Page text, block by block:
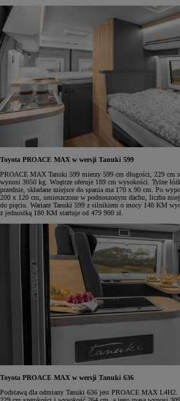
Toyota PROACE MAX w wersji Tanuki 599
PROACE MAX Tanuki 599 mierzy 599 cm długości, 229 cm
wynosi 3050 kg. Wnętrze oferuje 189 cm wysokości. Tylne
przednie, składane miejsce do spania ma 170 x 90 cm. Po
200 x 120 cm, umieszczone w podnoszonym dachu, liczba
do pięciu. Wariant Tanuki 599 z silnikiem o mocy 140 KM
z jednostką 180 KM startuje od 479 900 zł.
Toyota PROACE MAX w wersji Tanuki 636
Podstawą dla odmiany Tanuki 636 jest PROACE MAX L4H2.